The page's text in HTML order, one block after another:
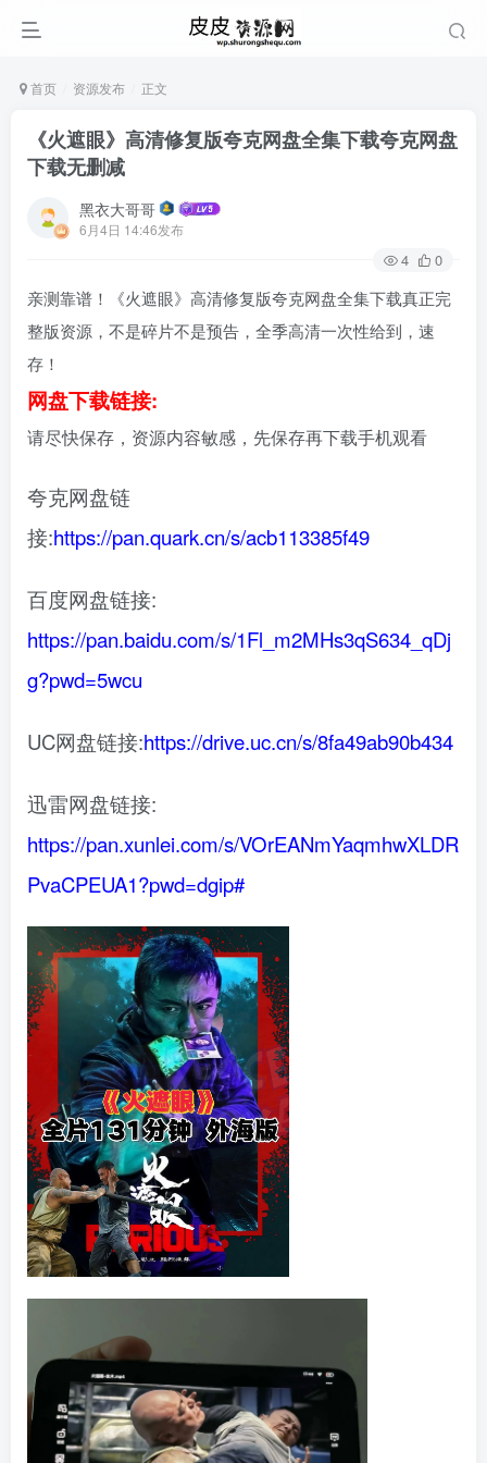
首页 资源发布 正文
《火遮眼》高清修复版夸克网盘全集下载夸克网盘
下载无删减
黑衣大哥哥
6月4日 14:46发布
4 0
亲测靠谱！《火遮眼》高清修复版夸克网盘全集下载真正完
整版资源，不是碎片不是预告，全季高清一次性给到，速
存！
网盘下载链接:
请尽快保存，资源内容敏感，先保存再下载手机观看
夸克网盘链
接:https://pan.quark.cn/s/acb113385f49
百度网盘链接:
https://pan.baidu.com/s/1Fl_m2MHs3qS634_qDj
g?pwd=5wcu
UC网盘链接:https://drive.uc.cn/s/8fa49ab90b434
迅雷网盘链接:
https://pan.xunlei.com/s/VOrEANmYaqmhwXLDR
PvaCPEUA1?pwd=dgip#